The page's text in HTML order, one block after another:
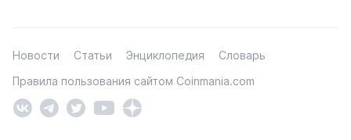
Новости Статьи Энциклопедия
Словарь
Правила пользования сайтом Coinmania.com